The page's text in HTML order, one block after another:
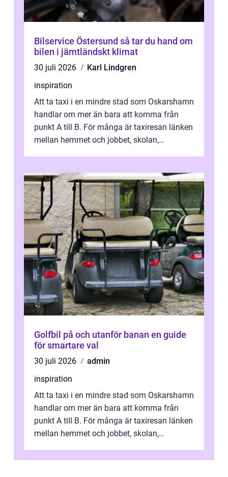
Bilservice Östersund så tar du hand om
bilen i jämtländskt klimat
30 juli 2026
Karl Lindgren
inspiration
Att ta taxi i en mindre stad som Oskarshamn
handlar om mer än bara att komma från
punkt A till B. För många är taxiresan länken
mellan hemmet och jobbet, skolan,
Golfbil på och utanför banan en guide
för smartare val
30 juli 2026
admin
inspiration
Att ta taxi i en mindre stad som Oskarshamn
handlar om mer än bara att komma från
punkt A till B. För många är taxiresan länken
mellan hemmet och jobbet, skolan,